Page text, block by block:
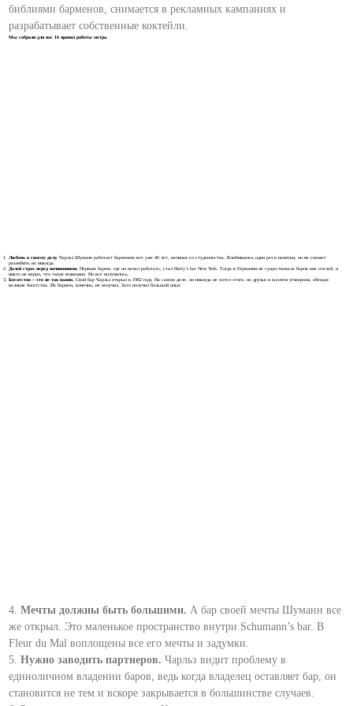
библиями барменов, снимается в рекламных кампаниях и
разрабатывает собственные коктейли.
Мы собрали для вас 16 правил работы метра.
Любовь к своему делу. Чарльз Шуманн работает барменом вот уже 40 лет, начиная со студенчества. Влюбившись один раз в напитки, он не сможет
разлюбить их никогда.
Долой страх перед начинаниями.Первым баром, где он начал работать, стал Harry’s bar New York. Тогда в Германии не существовала баров вне отелей, и
никто не верил, что такое возможно. Но все получилось.
Богатство – это не так важно. Свой бар Чарльз открыл в 1982 году. На самом деле, он никогда не хотел этого, но друзья и коллеги уговорили, обещая
великие богатства. Их бармен, конечно, не получил. Зато получил большой опыт.
4.Мечты должны быть большими. А бар своей мечты Шуманн все
же открыл. Это маленькое пространство внутри Schumann’s bar. В
Fleur du Mal воплощены все его мечты и задумки.
5.Нужно заводить партнеров. Чарльз видит проблему в
единоличном владении баров, ведь когда владелец оставляет бар, он
становится не тем и вскоре закрывается в большинстве случаев.